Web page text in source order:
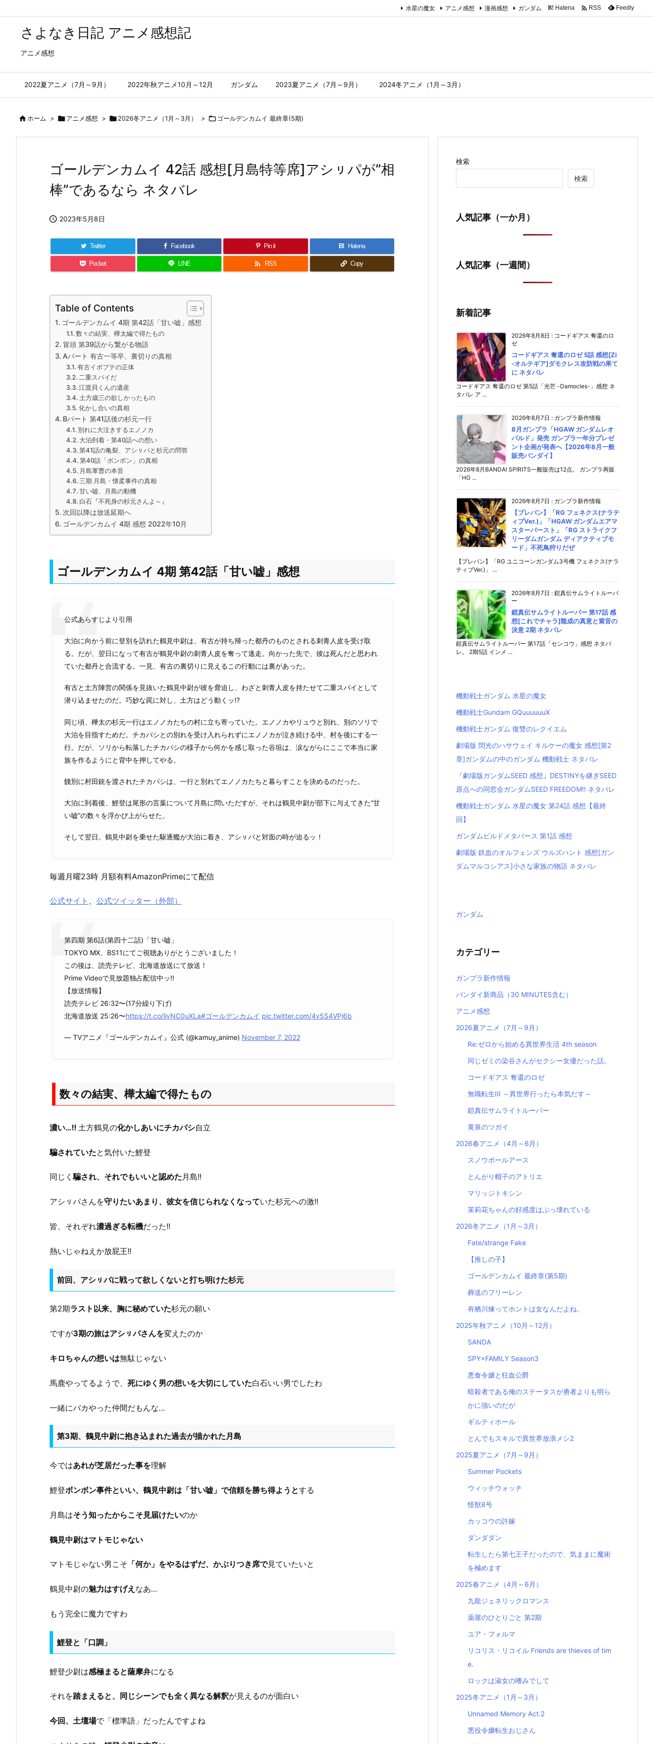
さよなき日記 アニメ感想記
アニメ感想
2022夏アニメ（7月～9月） 2022年秋アニメ10月～12月 ガンダム 2023夏アニメ（7月～9月） 2024冬アニメ（1月～3月）
水星の魔女 アニメ感想 漫画感想 ガンダム B! Hatena  RSS Feedly
ホーム > アニメ感想 > 2026冬アニメ（1月～3月） >  ゴールデンカムイ 最終章(5期)
ゴールデンカムイ 42話 感想[月島特等席]アシㇼパが”相
棒”であるなら ネタバレ
 2023年5月8日
Twitter Facebook Pin it B! Hatena
Pocket LINE  RSS Copy
Table of Contents
ゴールデンカムイ 4期 第42話「甘い嘘」感想
数々の結実、樺太編で得たもの
冒頭 第39話から繋がる物語
Aパート 有古一等卒、裏切りの真相
有古イポプテの正体
二重スパイだ
江渡貝くんの遺産
土方歳三の欲しかったもの
化かし合いの真相
Bパート 第41話後の杉元一行
別れに大泣きするエノノカ
大泊到着・第40話への想い
第41話の亀裂、アシㇼパと杉元の問答
第40話「ボンボン」の真相
月島軍曹の本音
三期 月島・懐柔事件の真相
甘い嘘、月島の動機
白石『不死身の杉元さんよ～』
次回以降は放送延期へ
ゴールデンカムイ 4期 感想 2022年10月
ゴールデンカムイ 4期 第42話「甘い嘘」感想
公式あらすじより引用
大泊に向かう前に登別を訪れた鶴見中尉は、有古が持ち帰った都丹のものとされる刺青人皮を受け取
る。だが、翌日になって有古が鶴見中尉の刺青人皮を奪って逃走。向かった先で、彼は死んだと思われ
ていた都丹と合流する。一見、有古の裏切りに見えるこの行動には裏があった。
有古と土方陣営の関係を見抜いた鶴見中尉が彼を脅迫し、わざと刺青人皮を持たせて二重スパイとして
潜り込ませたのだ。巧妙な罠に対し、土方はどう動くッ!?
同じ頃、樺太の杉元一行はエノノカたちの村に立ち寄っていた。エノノカやリュウと別れ、別のソリで
大泊を目指すためだ。チカパシとの別れを受け入れられずにエノノカが泣き続ける中、村を後にする一
行。だが、ソリから転落したチカパシの様子から何かを感じ取った谷垣は、涙ながらにここで本当に家
族を作るようにと背中を押してやる。
餞別に村田銃を渡されたチカパシは、一行と別れてエノノカたちと暮らすことを決めるのだった。
大泊に到着後、鯉登は尾形の言葉について月島に問いただすが、それは鶴見中尉が部下に与えてきた“甘
い嘘”の数々を浮かび上がらせた。
そして翌日。鶴見中尉を乗せた駆逐艦が大泊に着き、アシㇼパと対面の時が迫るッ！
毎週月曜23時 月額有料AmazonPrimeにて配信
公式サイト 、 公式ツイッター（外部）
第四期 第6話(第四十二話)「甘い嘘」
TOKYO MX、BS11にてご視聴ありがとうございました！
この後は、読売テレビ、北海道放送にて放送！
Prime Videoで見放題独占配信中ッ!!
【放送情報】
読売テレビ 26:32〜(17分繰り下げ)
北海道放送 25:26〜https://t.co/livNC0uXLa#ゴールデンカムイ pic.twitter.com/4v5S4VPj6b
— TVアニメ『ゴールデンカムイ』公式 (@kamuy_anime) November 7, 2022
数々の結実、樺太編で得たもの
濃い…!! 土方鶴見の化かしあいにチカパシ自立
騙されていたと気付いた鯉登
同じく騙され、それでもいいと認めた月島!!
アシㇼパさんを守りたいあまり、彼女を信じられなくなっていた杉元への激!!
皆、それぞれ濃過ぎる転機だった!!
熱いじゃねえか放屁王!!
前回、アシㇼパに戦って欲しくないと打ち明けた杉元
第2期ラスト以来、胸に秘めていた杉元の願い
ですが3期の旅はアシㇼパさんを変えたのか
キロちゃんの想いは無駄じゃない
馬鹿やってるようで、 死にゆく男の想いを大切にしていた白石いい男でしたわ
一緒にバカやった仲間だもんな…
第3期、鶴見中尉に抱き込まれた過去が描かれた月島
今ではあれが芝居だった事を理解
鯉登ボンボン事件といい、鶴見中尉は「甘い嘘」で信頼を勝ち得ようとする
月島はそう知ったからこそ見届けたいのか
鶴見中尉はマトモじゃない
マトモじゃない男こそ 「何か」をやるはずだ、かぶりつき席で見ていたいと
鶴見中尉の魅力はすげえ なあ…
もう完全に魔力ですわ
鯉登と「口調」
鯉登少尉は感極まると薩摩弁になる
それを踏まえると、同じシーンでも全く異なる解釈が見えるのが面白い
今回、土壇場で「標準語」だったんですよね
検索
検索
人気記事（一か月）
人気記事（一週間）
新着記事
2026年8月8日 : コードギアス 奪還のロ
ゼ
コードギアス 奪還のロゼ 5話 感想[Zi
-オルテギア]ダモクレス攻防戦の果て
に ネタバレ
コードギアス 奪還のロゼ 第5話「光芒 -Damocles-」感想 ネ
タバレ ア ...
2026年8月7日 : ガンプラ新作情報
8月ガンプラ「HGAW ガンダムレオ
パルド」発売 ガンプラ一年分プレゼ
ント企画が発表へ【2026年8月一般
販売バンダイ】
2026年8月BANDAI SPIRITS一般販売は12点。 ガンプラ再販
「HG ...
2026年8月7日 : ガンプラ新作情報
【プレバン】「RG フェネクス(ナラテ
ィブVer.)」「HGAW ガンダムエアマ
スターバースト」「RG ストライクフ
リーダムガンダム ディアクティブモ
ード」不死鳥狩りだぜ
【プレバン】「RG ユニコーンガンダム3号機 フェネクス(ナラ
ティブVer.)」 ...
2026年8月7日 : 鎧真伝サムライトルーパ
ー
鎧真伝サムライトルーパー 第17話 感
想[これでチャラ]龍成の真意と紫音の
決意 2期 ネタバレ
鎧真伝サムライトルーパー 第17話「センコウ」感想 ネタバ
レ。 2期5話 インメ ...
機動戦士ガンダム 水星の魔女
機動戦士Gundam GQuuuuuuX
機動戦士ガンダム 復讐のレクイエム
劇場版 閃光のハサウェイ キルケーの魔女 感想[第2
章]ガンダムの中のガンダム 機動戦士 ネタバレ
『劇場版ガンダムSEED 感想』DESTINYを継ぎSEED
原点への同窓会ガンダムSEED FREEDOM!! ネタバレ
機動戦士ガンダム 水星の魔女 第24話 感想【最終
回】
ガンダムビルドメタバース 第1話 感想
劇場版 鉄血のオルフェンズ ウルズハント 感想[ガン
ダムマルコシアス]小さな家族の物語 ネタバレ
ガンダム
カテゴリー
ガンプラ新作情報
バンダイ新商品（30 MINUTES含む）
アニメ感想
2026夏アニメ（7月～9月）
Re:ゼロから始める異世界生活 4th season
同じゼミの染谷さんがセクシー女優だった話。
コードギアス 奪還のロゼ
無職転生III ～異世界行ったら本気だす～
鎧真伝サムライトルーパー
黄泉のツガイ
2026春アニメ（4月～6月）
スノウボールアース
とんがり帽子のアトリエ
マリッジトキシン
茉莉花ちゃんの好感度はぶっ壊れている
2026冬アニメ（1月～3月）
Fate/strange Fake
【推しの子】
ゴールデンカムイ 最終章(第5期)
葬送のフリーレン
有栖川煉ってホントは女なんだよね。
2025年秋アニメ（10月～12月）
SANDA
SPY×FAMILY Season3
悪食令嬢と狂血公爵
暗殺者である俺のステータスが勇者よりも明ら
かに強いのだが
ギルティホール
とんでもスキルで異世界放浪メシ2
2025夏アニメ（7月～9月）
Summer Pockets
ウィッチウォッチ
怪獣8号
カッコウの許嫁
ダンダダン
転生したら第七王子だったので、気ままに魔術
を極めます
2025春アニメ（4月～6月）
九龍ジェネリックロマンス
薬屋のひとりごと 第2期
ユア・フォルマ
リコリス・リコイル Friends are thieves of tim
e.
ロックは淑女の嗜みでして
2025冬アニメ（1月～3月）
Unnamed Memory Act.2
悪役令嬢転生おじさん